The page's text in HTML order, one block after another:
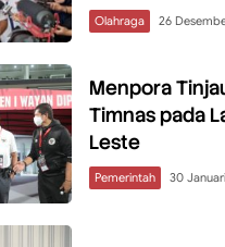
Olahraga 26
Menpora
Timnas pada
Leste
Pemerintah 30